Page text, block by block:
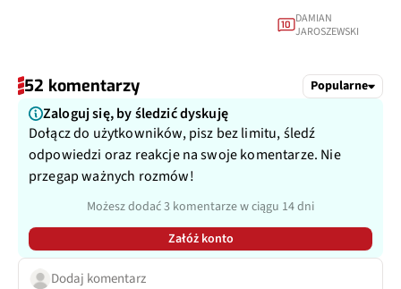
10 DAMIAN
JAROSZEWSKI
52 komentarzy Popularne
Zaloguj się, by śledzić dyskuję
Dołącz do użytkowników, pisz bez limitu, śledź
odpowiedzi oraz reakcje na swoje komentarze. Nie
przegap ważnych rozmów!
Możesz dodać 3 komentarze w ciągu 14 dni
Załóż konto
Dodaj komentarz